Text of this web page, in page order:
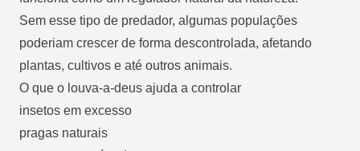
Sem esse tipo de predador, algumas populações
poderiam crescer de forma descontrolada, afetando
plantas, cultivos e até outros animais.
O que o louva-a-deus ajuda a controlar
insetos em excesso
pragas naturais